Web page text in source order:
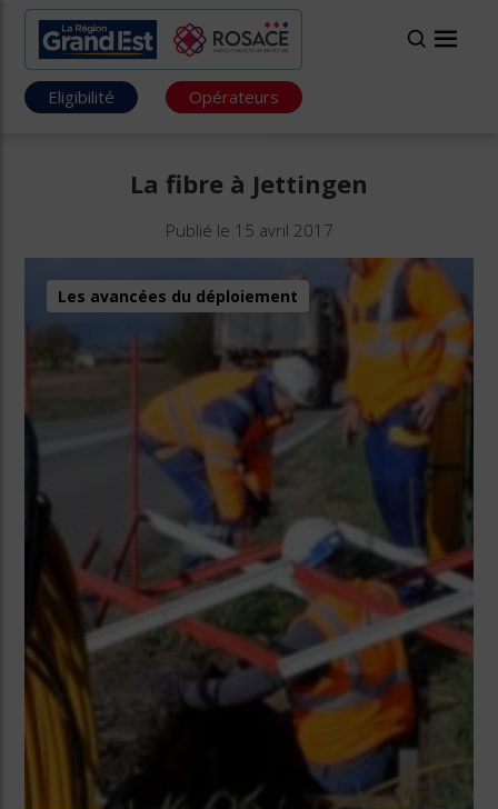
Eligibilité Opérateurs
La fibre à Jettingen
Publié le 15 avril 2017
Les avancées du déploiement